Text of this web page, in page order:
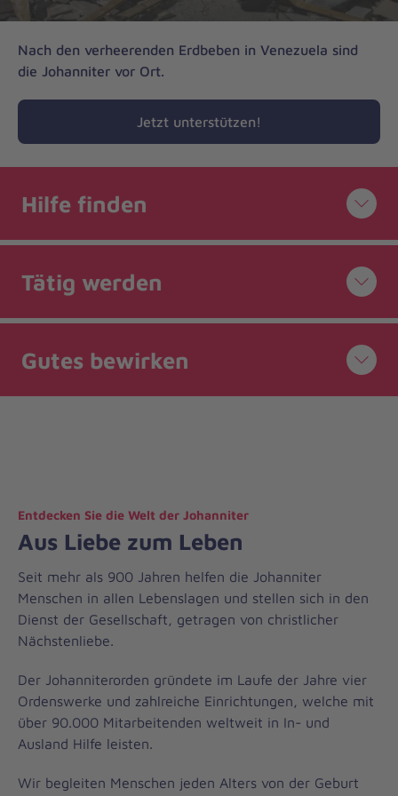
Nach den verheerenden Erdbeben in Venezuela sind
die Johanniter vor Ort.
Jetzt unterstützen!
Nächstes
Hilfe finden
Tätig werden
Gutes bewirken
E
n
t
d
c
k
e
Aus Liebe zum Leben
Entdecken Sie die Welt der Johanniter
Seit mehr als 900 Jahren helfen die Johanniter
Menschen in allen Lebenslagen und stellen sich in den
Dienst der Gesellschaft, getragen von christlicher
Nächstenliebe.
Der Johanniterorden gründete im Laufe der Jahre vier
Ordenswerke und zahlreiche Einrichtungen, welche mit
über 90.000 Mitarbeitenden weltweit in In- und
Ausland Hilfe leisten.
Wir begleiten Menschen jeden Alters von der Geburt